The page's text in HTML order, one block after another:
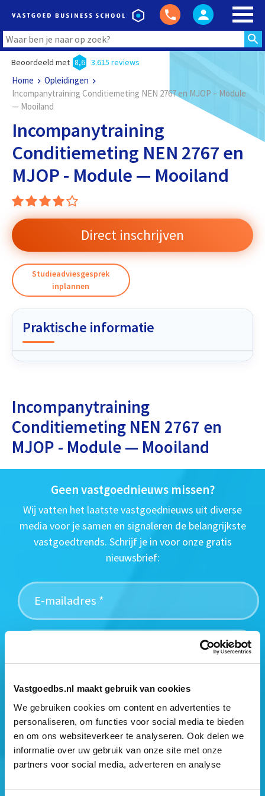
Vastgoedbs.nl maakt gebruik van cookies
We gebruiken cookies om content en advertenties te
personaliseren, om functies voor social media te bieden
en om ons websiteverkeer te analyseren. Ook delen we
informatie over uw gebruik van onze site met onze
partners voor social media, adverteren en analyse
Beoordeeld met 8,6 3.615 reviews
Home
Opleidingen
Incompanytraining Conditiemeting NEN 2767 en MJOP – Module
— Mooiland
Incompanytraining
Conditiemeting NEN 2767 en
MJOP - Module — Mooiland
Incompanytraining
Conditiemeting NEN 2767 en
MJOP - Module — Mooiland
Studieadviesgesprek
inplannen
Direct inschrijven
Praktische informatie
Geen vastgoednieuws missen?
Wij vatten het laatste vastgoednieuws uit diverse
media voor je samen en signaleren de belangrijkste
vastgoedtrends. Schrijf je in voor onze gratis
nieuwsbrief:
Mogen wij jouw gegevens opslaan?
Ja, ik geef toestemming om mijn gegevens op te slaan